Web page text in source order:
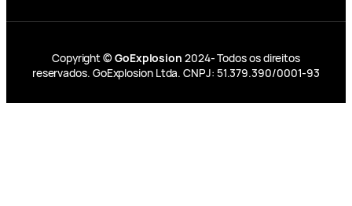
Copyright © GoExplosion 2024- Todos os direitos
reservados. GoExplosion Ltda. CNPJ: 51.379.390/0001-93